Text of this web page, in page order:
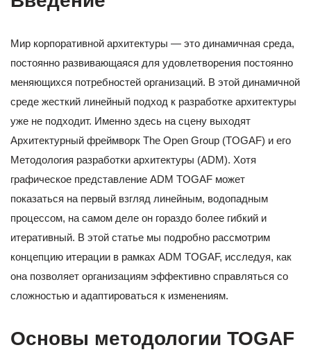
Мир корпоративной архитектуры — это динамичная среда,
постоянно развивающаяся для удовлетворения постоянно
меняющихся потребностей организаций. В этой динамичной
среде жесткий линейный подход к разработке архитектуры
уже не подходит. Именно здесь на сцену выходят
Архитектурный фреймворк The Open Group (TOGAF) и его
Методология разработки архитектуры (ADM). Хотя
графическое представление ADM TOGAF может
показаться на первый взгляд линейным, водопадным
процессом, на самом деле он гораздо более гибкий и
итеративный. В этой статье мы подробно рассмотрим
концепцию итерации в рамках ADM TOGAF, исследуя, как
она позволяет организациям эффективно справляться со
сложностью и адаптироваться к изменениям.
Основы методологии TOGAF